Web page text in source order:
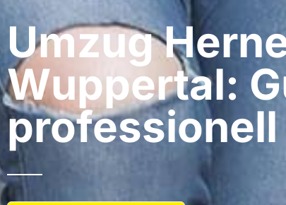
Umzug
Wuppertal:
professionell​